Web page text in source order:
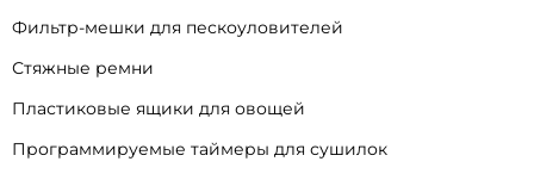
Фильтр-мешки для пескоуловителей
Стяжные ремни
Пластиковые ящики для овощей
Программируемые таймеры для сушилок